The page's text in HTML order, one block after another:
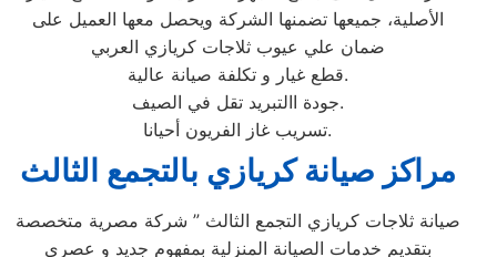
الأصلية، جميعها تضمنها الشركة ويحصل معها العميل على
ضمان علي عيوب ثلاجات كريازي العربي
قطع غيار و تكلفة صيانة عالية.
جودة االتبريد تقل في الصيف.
تسريب غاز الفريون أحيانا.
مراكز صيانة كريازي بالتجمع الثالث
صيانة ثلاجات كريازي التجمع الثالث ” شركة مصرية متخصصة
بتقديم خدمات الصيانة المنزلية بمفهوم جديد و عصري